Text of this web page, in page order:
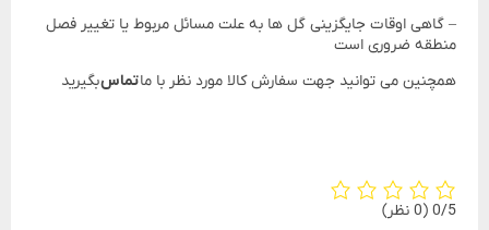
– گاهی اوقات جایگزینی گل ها به علت مسائل مربوط یا تغییر فصل
منطقه ضروری است
همچنین می توانید جهت سفارش کالا مورد نظر با ماتماسبگیرید
‫0/5 ‫(0 نظر)